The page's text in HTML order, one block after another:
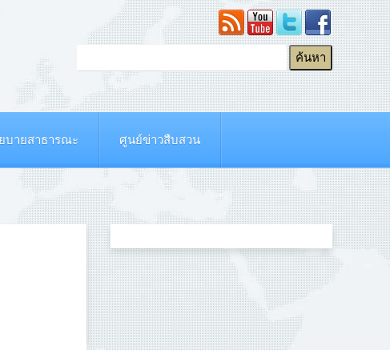
บายสาธารณะ ศูนย์ข่าวสืบสวน